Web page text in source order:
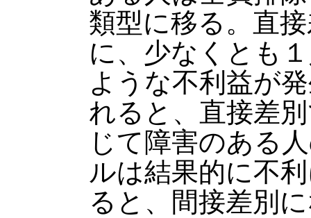
類型に移る。直
に、少なくとも
ような不利益が
れると、直接差
じて障害のある
ルは結果的に不
ると、間接差別